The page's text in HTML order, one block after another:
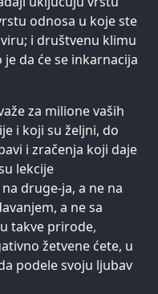
odnosa u koje ste
i društvenu klimu
da će se inkarnacija
za milione vaših
i koji su željni, do
i zračenja koji daje
lekcije
druge-ja, a ne na
a ne sa
takve prirode,
žetvene ćete, u
podele svoju ljubav